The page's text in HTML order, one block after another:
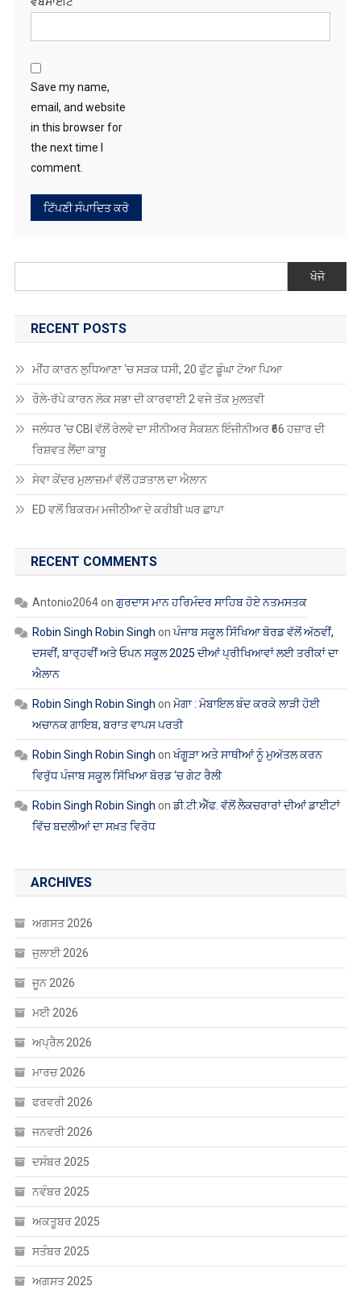
email, and website
in this browser for
ਰੌਲੇ-ਰੱਪੇ ਕਾਰਨ ਲੋਕ ਸਭਾ ਦੀ ਕਾਰਵਾਈ 2 ਵਜੇ ਤੱਕ ਮੁਲਤਵੀ
ਜਲੰਧਰ ‘ਚ CBI ਵੱਲੋਂ ਰੇਲਵੇ ਦਾ ਸੀਨੀਅਰ ਸੈਕਸ਼ਨ ਇੰਜੀਨੀਅਰ ₹66 ਹਜ਼ਾਰ ਦੀ
ਰਿਸ਼ਵਤ ਲੈਂਦਾ ਕਾਬੂ
ਸੇਵਾ ਕੇਂਦਰ ਮੁਲਾਜ਼ਮਾਂ ਵੱਲੋਂ ਹੜਤਾਲ ਦਾ ਐਲਾਨ
ED ਵਲੋਂ ਬਿਕਰਮ ਮਜੀਠੀਆ ਦੇ ਕਰੀਬੀ ਘਰ ਛਾਪਾ
Robin Singh Robin Singhonਪੰਜਾਬ ਸਕੂਲ ਸਿੱਖਿਆ ਬੋਰਡ ਵੱਲੋਂ ਅੱਠਵੀਂ,
ਦਸਵੀਂ, ਬਾਰ੍ਹਵੀਂ ਅਤੇ ਓਪਨ ਸਕੂਲ 2025 ਦੀਆਂ ਪ੍ਰੀਖਿਆਵਾਂ ਲਈ ਤਰੀਕਾਂ ਦਾ
ਐਲਾਨ
Robin Singh Robin Singh
ਅਚਾਨਕ ਗਾਇਬ, ਬਰਾਤ ਵਾਪਸ ਪਰਤੀ
Robin Singh Robin Singhonਖੰਗੂੜਾ ਅਤੇ ਸਾਥੀਆਂ ਨੂੰ ਮੁਅੱਤਲ ਕਰਨ
ਵਿਰੁੱਧ ਪੰਜਾਬ ਸਕੂਲ ਸਿੱਖਿਆ ਬੋਰਡ ‘ਚ ਗੇਟ ਰੈਲੀ
Robin Singh Robin Singhonਡੀ.ਟੀ.ਐੱਫ. ਵੱਲੋਂ ਲੈਕਚਰਾਰਾਂ ਦੀਆਂ ਡਾਈਟਾਂ
ਜੁਲਾਈ 2026
ਜੂਨ 2026
ਮਈ 2026
ਅਪ੍ਰੈਲ 2026
ਮਾਰਚ 2026
ਫਰਵਰੀ 2026
ਜਨਵਰੀ 2026
ਦਸੰਬਰ 2025
ਨਵੰਬਰ 2025
ਅਕਤੂਬਰ 2025
ਸਤੰਬਰ 2025
ਅਗਸਤ 2025
ਜੁਲਾਈ 2025